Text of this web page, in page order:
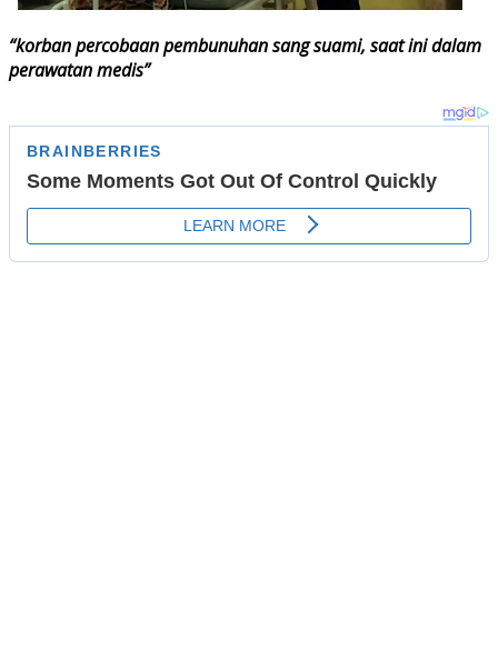
“korban percobaan pembunuhan sang suami, saat ini dalam
perawatan medis”